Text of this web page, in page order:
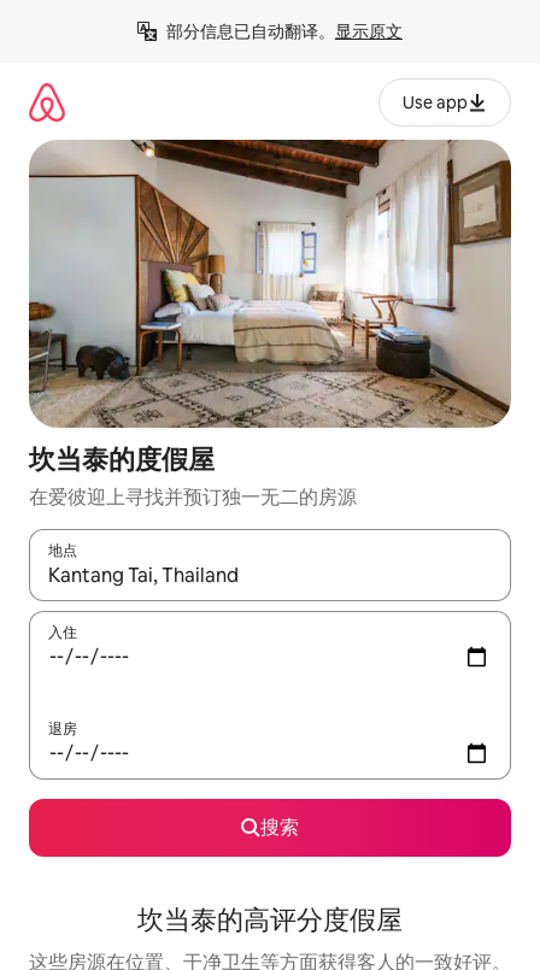
部分信息已自动翻译。 显示原文
Use app
坎当泰的度假屋
在爱彼迎上寻找并预订独一无二的房源
地点
如有搜索结果，请使用上下方向键查看，或通过点击或滑动手势
入住
退房
搜索
坎当泰的高评分度假屋
这些房源在位置、干净卫生等方面获得客人的一致好评。